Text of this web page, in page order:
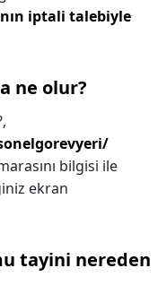
iptali talebiyle
ne olur?
bilgisi ile
ekran
tayini nereden